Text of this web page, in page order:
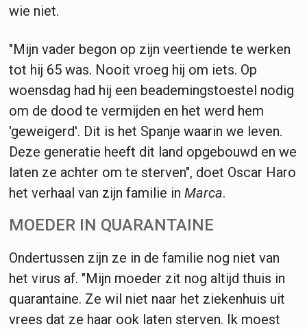
wie niet.
"Mijn vader begon op zijn veertiende te werken
tot hij 65 was. Nooit vroeg hij om iets. Op
woensdag had hij een beademingstoestel nodig
om de dood te vermijden en het werd hem
'geweigerd'. Dit is het Spanje waarin we leven.
Deze generatie heeft dit land opgebouwd en we
laten ze achter om te sterven", doet Oscar Haro
het verhaal van zijn familie in Marca.
MOEDER IN QUARANTAINE
Ondertussen zijn ze in de familie nog niet van
het virus af. "Mijn moeder zit nog altijd thuis in
quarantaine. Ze wil niet naar het ziekenhuis uit
vrees dat ze haar ook laten sterven. Ik moest